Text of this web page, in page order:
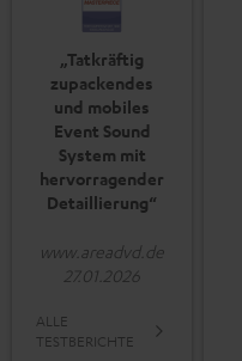
„Tatkräftig
zupackendes
und mobiles
Event Sound
System mit
hervorragender
Detaillierung“
www.areadvd.de
27.01.2026
ALLE
TESTBERICHTE